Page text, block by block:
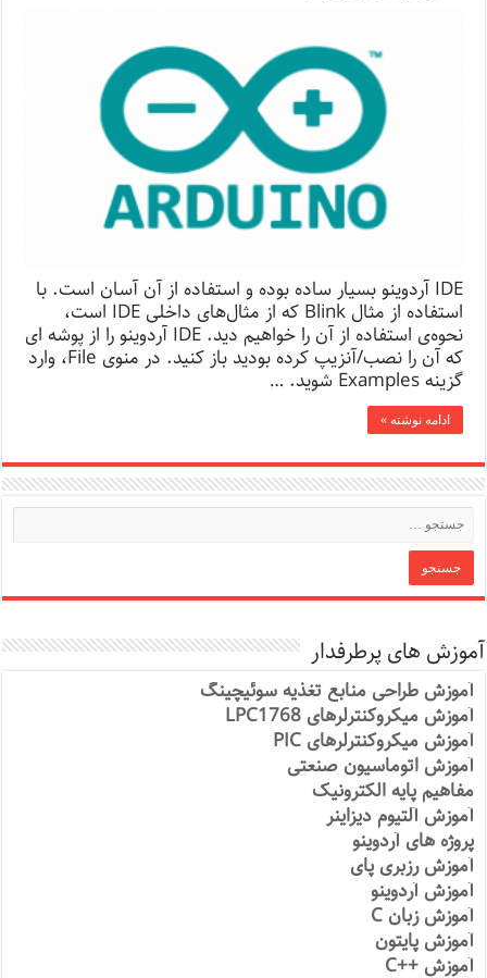
IDE آردوینو بسیار ساده بوده و استفاده از آن آسان است. با
استفاده از مثال Blink که از مثال‌های داخلی IDE است،
نحوه‌ی استفاده از آن را خواهیم دید. IDE آردوینو را از پوشه ای
که آن را نصب/آنزیپ کرده بودید باز کنید. در منوی File، وارد
گزینه Examples شوید. …
ادامه نوشته »
آموزش های پرطرفدار
آموزش طراحی منابع تغذیه سوئیچینگ
آموزش میکروکنترلرهای LPC1768
آموزش میکروکنترلرهای PIC
آموزش اتوماسیون صنعتی
مفاهیم پایه الکترونیک
آموزش آلتیوم دیزاینر
پروژه های آردوینو
آموزش رزبری پای
آموزش آردوینو
آموزش زبان C
آموزش پایتون
آموزش ++C